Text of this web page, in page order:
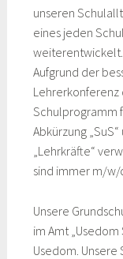
unseren
eines jeden
weiterentwickelt.
Aufgrund der
Lehrerkonferenz
Schulprogramm
Abkürzung
„Lehrkräfte“
sind immer m/w/
Unsere
im Amt
Usedom. Unsere